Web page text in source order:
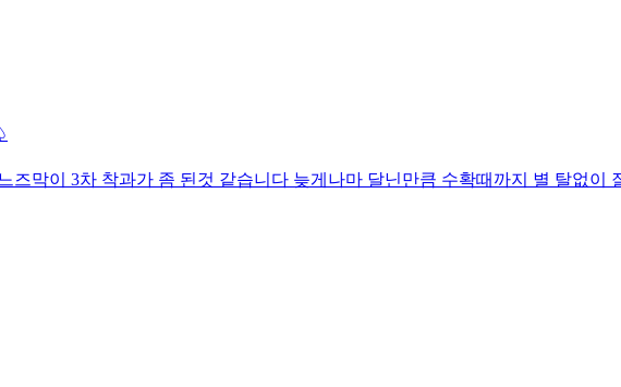
즈막이 3차 착과가 좀 된것 같습니다 늦게나마 달닌만큼 수확때까지 별 탈없이